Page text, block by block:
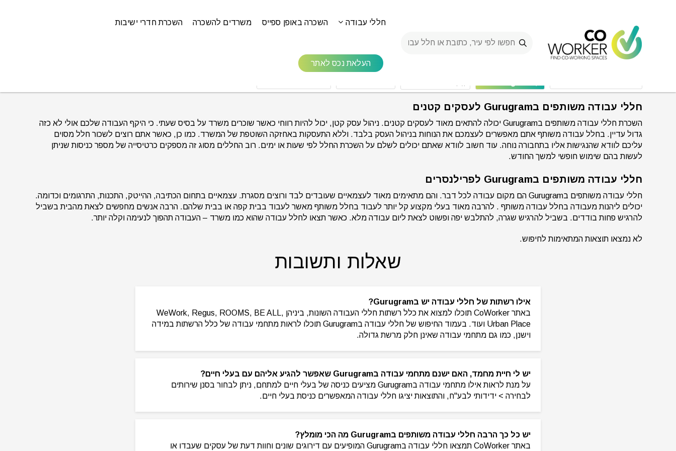
חללי עבודה השכרה באופן ספייס משרדים להשכרה השכרת חדרי ישיבות
העלאת נכס לאתר
>
Spaces
חללי עבודה בGurugram
חללי עבודה משותפים בGurugram לעסקים קטנים
השכרת חללי עבודה משותפים בGurugram יכולה להתאים מאוד לעסקים קטנים. ניהול עסק קטן, יכול להיות רווחי כאשר שוכרים משרד על בסיס שעתי. כי היקף העבודה שלכם אולי לא כזה
גדול עדיין. בחלל עבודה משותף אתם מאפשרים לעצמכם את הנוחות בניהול העסק בלבד. וללא התעסקות באחזקה השוטפת של המשרד. כמו כן, כאשר אתם רוצים לשכור חלל מסוים
עליכם לוודא שהנגישות אליו בתחבורה נוחה. עוד חשוב לוודא שאתם יכולים לשלם על השכרת החלל לפי שעות או ימים. רוב החללים מסוג זה מספקים כרטיסייה של מספר כניסות שניתן
לעשות בהם שימוש חופשי למשך החודש.
חללי עבודה משותפים בGurugram לפרילנסרים
חללי עבודה משותפים בGurugram הם מקום עבודה לכל דבר. והם מתאימים מאוד לעצמאיים שעובדים לבד ורוצים מסגרת. עצמאיים בתחום הכתיבה, ההייטק, התכנות, התרגומים וכדומה.
יכולים ליהנות מעבודה בחלל עבודה משותף . להרבה מאוד בעלי מקצוע קל יותר לעבוד בחלל משותף מאשר לעבוד בבית קפה או בבית שלהם. הרבה אנשים מחפשים לצאת מהבית בשביל
להרגיש פחות בודדים. בשביל להרגיש שגרה, להתלבש יפה ופשוט לצאת ליום עבודה מלא. כאשר תצאו לחלל עבודה שהוא כמו משרד – העבודה תהפוך לנעימה וקלה יותר.
לא נמצאו תוצאות המתאימות לחיפוש.
שאלות ותשובות
אילו רשתות של חללי עבודה יש בGurugram?
באתר CoWorker תוכלו למצוא את כלל רשתות חללי העבודה השונות, ביניהן WeWork, Regus, ROOMS, BE ALL,
Urban Place ועוד. בעמוד החיפוש של חללי עבודה בGurugram תוכלו לראות מתחמי עבודה של כלל הרשתות במידה
וישנן, כמו גם מתחמי עבודה שאינן חלק מרשת גדולה.
יש לי חיית מחמד, האם ישנם מתחמי עבודה בGurugram שאפשר להגיע אליהם עם בעלי חיים?
על מנת לראות אילו מתחמי עבודה בGurugram מציעים כניסה של בעלי חיים למתחם, ניתן לבחור בסנן שירותים
לבחירה > ידידותי לבע"ח, והתוצאות יציגו חללי עבודה המאפשרים כניסת בעלי חיים.
יש כל כך הרבה חללי עבודה משותפים בGurugram מה הכי מומלץ?
באתר CoWorker תמצאו חללי עבודה בGurugram המופיעים עם דירוגים שונים וחוות דעת של עסקים שעבדו או